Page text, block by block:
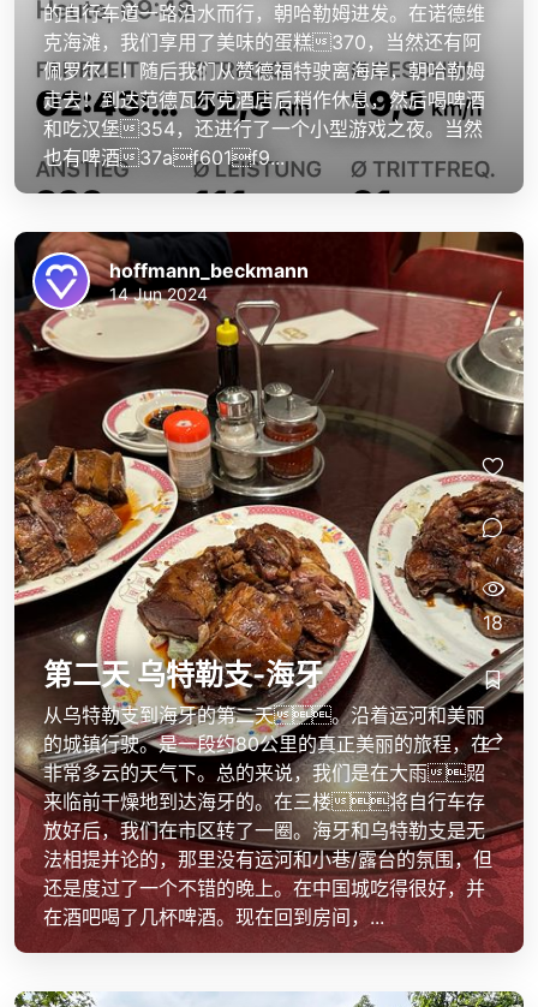
的自行车道一路沿水而行，朝哈勒姆进发。在诺德维
克海滩，我们享用了美味的蛋糕370，当然还有阿
佩罗尔！！随后我们从赞德福特驶离海岸，朝哈勒姆
走去！到达范德瓦尔克酒店后稍作休息，然后喝啤酒
和吃汉堡354，还进行了一个小型游戏之夜。当然
也有啤酒37af601f9...
第二天 乌特勒支-海牙
从乌特勒支到海牙的第二天。沿着运河和美丽
的城镇行驶。是一段约80公里的真正美丽的旅程，在
非常多云的天气下。总的来说，我们是在大雨㷖
来临前干燥地到达海牙的。在三楼将自行车存
放好后，我们在市区转了一圈。海牙和乌特勒支是无
法相提并论的，那里没有运河和小巷/露台的氛围，但
还是度过了一个不错的晚上。在中国城吃得很好，并
在酒吧喝了几杯啤酒。现在回到房间，...
hoffmann_beckmann
14 Jun 2024
18